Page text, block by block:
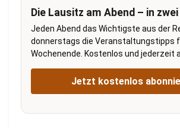
Die Lausitz am Abend – in
Jeden Abend das Wichtigste aus der
donnerstags die Veranstaltungstipps
Wochenende. Kostenlos und jederzeit
Jetzt kostenlos